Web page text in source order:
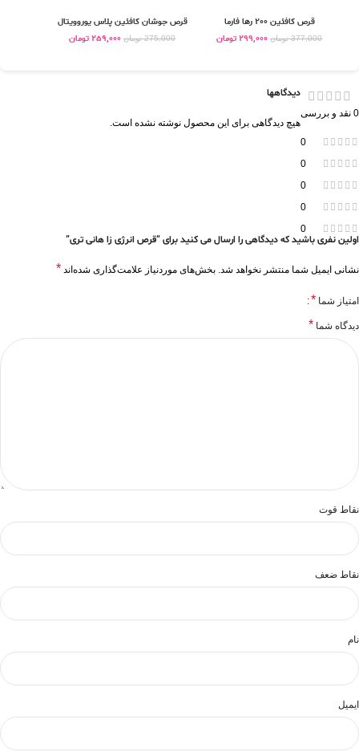
قرص کافئین 200 رها فارما
377,000 تومان 299,000 تومان
قرص جوشان کافئین پلاس یوروویتال
275,000 تومان 259,000 تومان
0 نقد و بررسی
0
0
0
0
0
دیدگاهها
هیچ دیدگاهی برای این محصول نوشته نشده است.
اولین نفری باشید که دیدگاهی را ارسال می کنید برای “قرص انرژی زا هانی تری”
نشانی ایمیل شما منتشر نخواهد شد. بخش‌های موردنیاز علامت‌گذاری شده‌اند *
امتیاز شما *
دیدگاه شما *
نقاط قوت
نقاط ضعف
نام
ایمیل